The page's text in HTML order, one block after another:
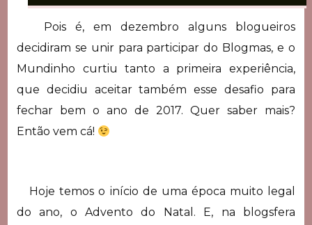
Pois é, em dezembro alguns blogueiros
decidiram se unir para participar do Blogmas, e o
Mundinho curtiu tanto a primeira experiência,
que decidiu aceitar também esse desafio para
fechar bem o ano de 2017. Quer saber mais?
Então vem cá!
Hoje temos o início de uma época muito legal
do ano, o Advento do Natal. E, na blogsfera